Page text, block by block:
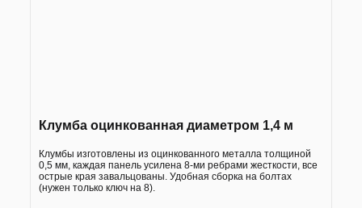
Клумба оцинкованная диаметром 1,4 м
Клумбы изготовлены из оцинкованного металла толщиной
0,5 мм, каждая панель усилена 8-ми ребрами жесткости, все
острые края завальцованы. Удобная сборка на болтах
(нужен только ключ на 8).